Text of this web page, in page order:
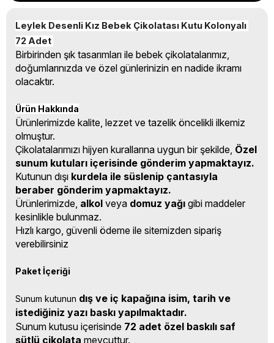
Leylek Desenli Kız Bebek Çikolatası Kutu Kolonyalı
72 Adet
Birbirinden şık tasarımları ile bebek çikolatalarımız,
doğumlarınızda ve özel günlerinizin en nadide ikramı
olacaktır.
Ürün Hakkında
Ürünlerimizde kalite, lezzet ve tazelik öncelikli ilkemiz
olmuştur.
Çikolatalarımızı hijyen kurallarına uygun bir şekilde, Özel
sunum kutuları içerisinde gönderim yapmaktayız.
Kutunun dışı kurdela ile süslenip çantasıyla
beraber gönderim yapmaktayız.
Ürünlerimizde, alkol veya domuz yağı gibi maddeler
kesinlikle bulunmaz.
Hızlı kargo, güvenli ödeme ile sitemizden sipariş
verebilirsiniz
Paket İçeriği
Sunum kutunun dış ve iç kapağına isim, tarih ve
istediğiniz yazı baskı yapılmaktadır.
Sunum kutusu içerisinde 72 adet özel baskılı saf
sütlü çikolata mevcuttur.